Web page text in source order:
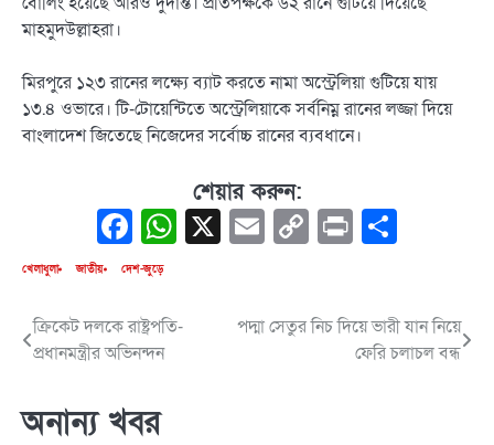
মাহমুদউল্লাহরা।
মিরপুরে ১২৩ রানের লক্ষ্যে ব্যাট করতে নামা অস্ট্রেলিয়া গুটিয়ে যায়
১৩.৪ ওভারে। টি-টোয়েন্টিতে অস্ট্রেলিয়াকে সর্বনিম্ন রানের লজ্জা দিয়ে
বাংলাদেশ জিতেছে নিজেদের সর্বোচ্চ রানের ব্যবধানে।
শেয়ার করুন:
Facebook
WhatsApp
X EmailCopy
Print
খেলাধুলা জাতীয় দেশ-জুড়ে
Post
navigation
ক্রিকেট দলকে রাষ্ট্রপতি-
প্রধানমন্ত্রীর অভিনন্দন
পদ্মা সেতুর নিচ দিয়ে ভারী যান নিয়ে
ফেরি চলাচল বন্ধ
অনান্য খবর